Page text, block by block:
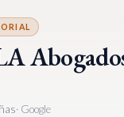
· Google